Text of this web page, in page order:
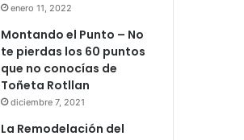
enero 11, 2022
Montando el Punto – No
te pierdas los 60 puntos
que no conocías de
Toñeta Rotllan
diciembre 7, 2021
La Remodelación del